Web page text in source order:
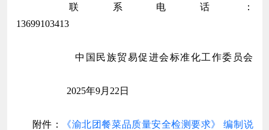
联系电话：
13699103413
中国民族贸易促进会标准化工作委员会
2025年9月22日
附件：
《渝北团餐菜品质量安全检测要求》 编制说